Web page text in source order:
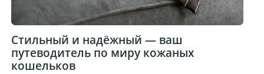
Стильный и надёжный — ваш
путеводитель по миру кожаных
кошельков